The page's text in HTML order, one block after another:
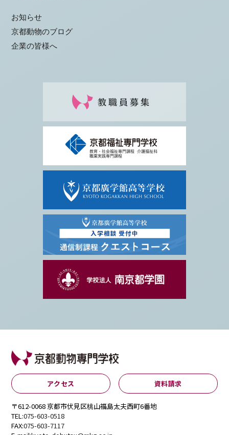
お知らせ
京都動物のブログ
企業の皆様へ
アクセス 資料請求
〒612-0068 京都市伏見区桃山福島太夫西町6番地
TEL:075-603-0518
FAX:075-603-7117